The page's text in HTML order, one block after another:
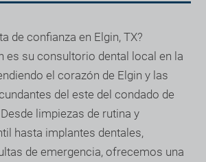
de confianza en Elgin, TX?
es su consultorio dental local en la
el corazón de Elgin y las
del este del condado de
limpiezas de rutina y
hasta implantes dentales,
de emergencia, ofrecemos una